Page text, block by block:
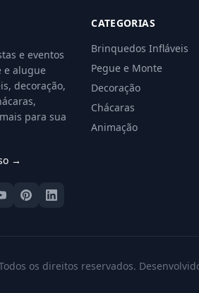
e eventos
e alugue
decoração,
para sua
→
CATEGORIAS
Brinquedos Infláveis
Pegue e Monte
Decoração
Chácaras
Animação
os direitos reservados.